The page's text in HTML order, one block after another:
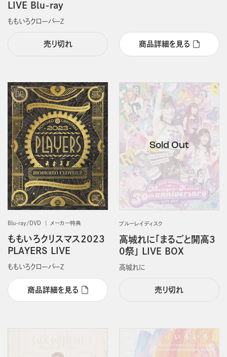
LIVE Blu-ray
ももいろクローバーＺ
売り切れ 商品詳細を見る
Blu-ray/DVD メーカー特典
ももいろクリスマス2023
PLAYERS LIVE
ももいろクローバーＺ
商品詳細を見る
ブルーレイディスク
高城れに「まるごと開高3
0祭」 LIVE BOX
高城れに
売り切れ